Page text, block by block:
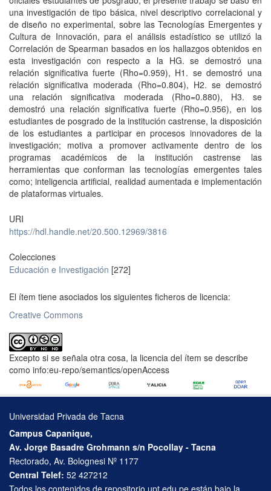
una investigación de tipo básica, nivel descriptivo correlacional y
de diseño no experimental, sobre las Tecnologías Emergentes y
Cultura de Innovación, para el análisis estadístico se utilizó la
Correlación de Spearman basados en los hallazgos obtenidos en
esta investigación con respecto a la HG. se demostró una
relación significativa fuerte (Rho=0.959), H1. se demostró una
relación significativa moderada (Rho=0.804), H2. se demostró
una relación significativa moderada (Rho=0.880), H3. se
demostró una relación significativa fuerte (Rho=0.956), en los
estudiantes de posgrado de la institución castrense, la disposición
de los estudiantes a participar en procesos innovadores de la
investigación; motiva a promover activamente dentro de los
programas académicos de la institución castrense las
herramientas que conforman las tecnologías emergentes tales
como; inteligencia artificial, realidad aumentada e implementación
de plataformas virtuales.
URI
https://hdl.handle.net/20.500.12969/3816
Colecciones
Educación e Investigación [272]
El ítem tiene asociados los siguientes ficheros de licencia:
Creative Commons
Excepto si se señala otra cosa, la licencia del ítem se describe
como info:eu-repo/semantics/openAccess
Universidad Privada de Tacna
Campus Capanique,
Av. Jorge Basadre Grohmann s/n Pocollay - Tacna
Rectorado, Av. Bolognesi Nº 1177
Central Telef: 52 427212